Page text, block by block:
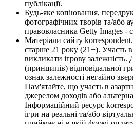
публікації.
Будь-яке копіювання,
фотографічних творів та/або
правовласника Getty Images -
Матеріали сайту
старше 21 року (21+). Участь
викликати ігрову
(принципів) відповідальної
ознак залежності негайно
Пам'ятайте, що участь в
джерелом доходів або
Інформаційний ресурс
ігри на реальні та/або